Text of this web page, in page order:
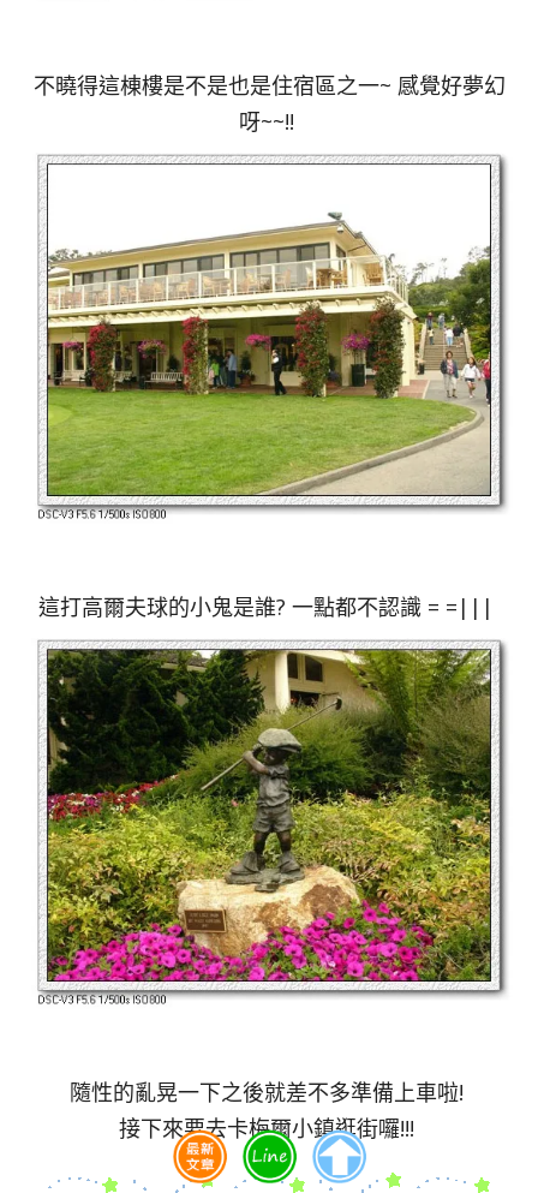
不曉得這棟樓是不是也是住宿區之一~ 感覺好夢幻
呀~~!!
這打高爾夫球的小鬼是誰? 一點都不認識 = =|||
隨性的亂晃一下之後就差不多準備上車啦!
接下來要去卡梅爾小鎮逛街囉!!!